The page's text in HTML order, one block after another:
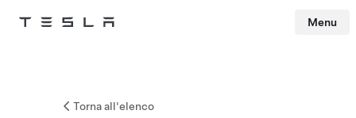
Tesla Menu
Torna all'elenco